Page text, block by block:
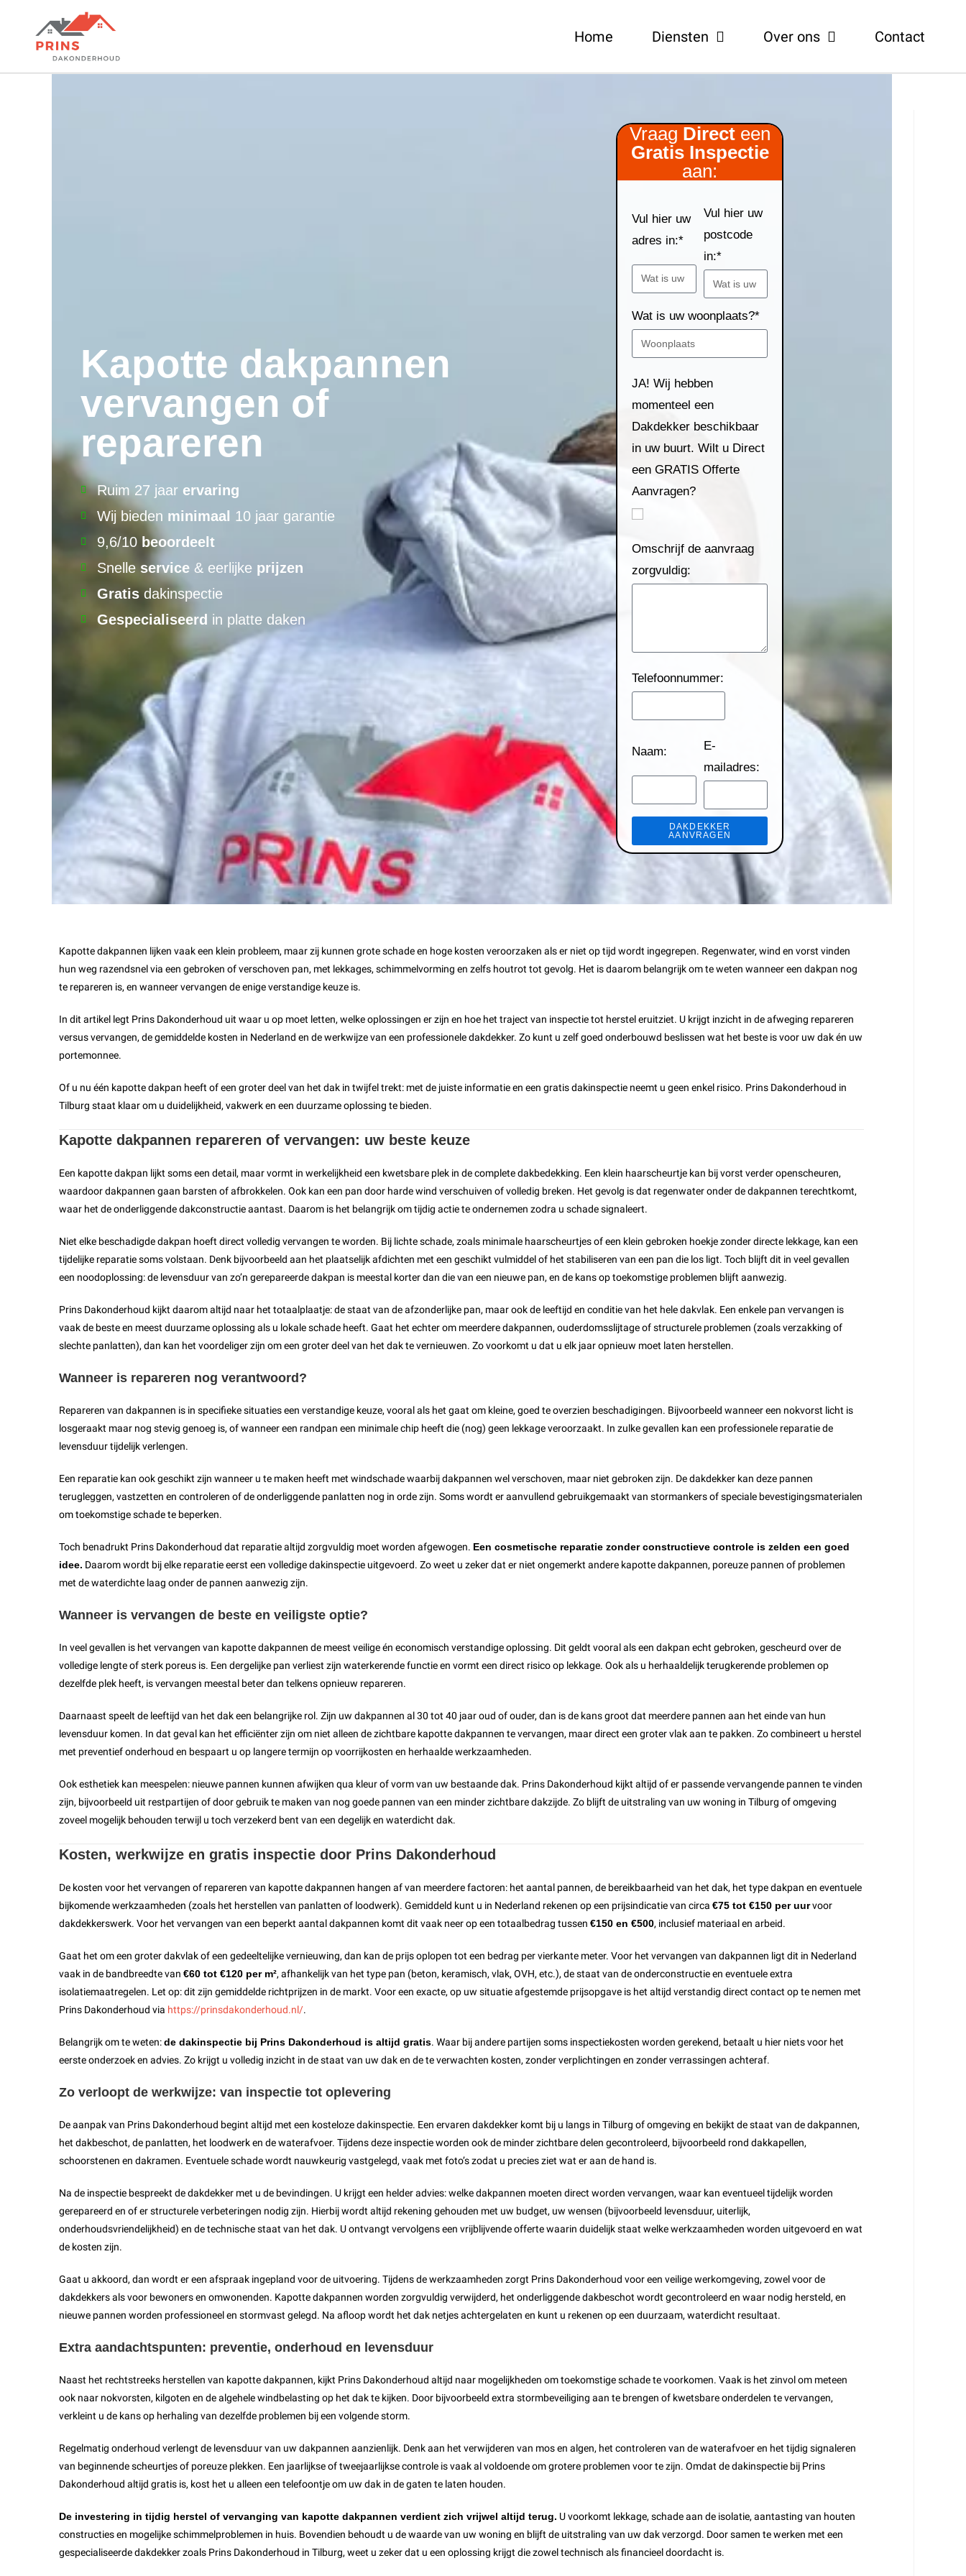
Home Diensten Over ons Contact
Kapotte dakpannen
vervangen of
repareren
Ruim 27 jaar ervaring
Wij bieden minimaal
10 jaar garantie
9,6/10 beoordeelt
Snelle service& eerlijke prijzen
Gratisdakinspectie
Gespecialiseerd in platte daken
Vraag Directeen
Gratis Inspectie
aan:
Vul hier uw
adres in:*
Vul hier uw
postcode
in:*
Wat is uw woonplaats?*
JA! Wij hebben
momenteel een
Dakdekker beschikbaar
in uw buurt. Wilt u Direct
een GRATIS Offerte
Aanvragen?
Omschrijf de aanvraag
zorgvuldig:
Telefoonnummer:
Naam:
E-
mailadres:
DAKDEKKER
AANVRAGEN
Kapotte dakpannen lijken vaak een klein probleem, maar zij kunnen grote schade en hoge kosten veroorzaken als er niet op tijd wordt ingegrepen. Regenwater, wind en vorst vinden
hun weg razendsnel via een gebroken of verschoven pan, met lekkages, schimmelvorming en zelfs houtrot tot gevolg. Het is daarom belangrijk om te weten wanneer een dakpan nog
te repareren is, en wanneer vervangen de enige verstandige keuze is.
In dit artikel legt Prins Dakonderhoud uit waar u op moet letten, welke oplossingen er zijn en hoe het traject van inspectie tot herstel eruitziet. U krijgt inzicht in de afweging repareren
versus vervangen, de gemiddelde kosten in Nederland en de werkwijze van een professionele dakdekker. Zo kunt u zelf goed onderbouwd beslissen wat het beste is voor uw dak én uw
portemonnee.
Of u nu één kapotte dakpan heeft of een groter deel van het dak in twijfel trekt: met de juiste informatie en een gratis dakinspectie neemt u geen enkel risico. Prins Dakonderhoud in
Tilburg staat klaar om u duidelijkheid, vakwerk en een duurzame oplossing te bieden.
Kapotte dakpannen repareren of vervangen: uw beste keuze
Een kapotte dakpan lijkt soms een detail, maar vormt in werkelijkheid een kwetsbare plek in de complete dakbedekking. Een klein haarscheurtje kan bij vorst verder openscheuren,
waardoor dakpannen gaan barsten of afbrokkelen. Ook kan een pan door harde wind verschuiven of volledig breken. Het gevolg is dat regenwater onder de dakpannen terechtkomt,
waar het de onderliggende dakconstructie aantast. Daarom is het belangrijk om tijdig actie te ondernemen zodra u schade signaleert.
Niet elke beschadigde dakpan hoeft direct volledig vervangen te worden. Bij lichte schade, zoals minimale haarscheurtjes of een klein gebroken hoekje zonder directe lekkage, kan een
tijdelijke reparatie soms volstaan. Denk bijvoorbeeld aan het plaatselijk afdichten met een geschikt vulmiddel of het stabiliseren van een pan die los ligt. Toch blijft dit in veel gevallen
een noodoplossing: de levensduur van zo’n gerepareerde dakpan is meestal korter dan die van een nieuwe pan, en de kans op toekomstige problemen blijft aanwezig.
Prins Dakonderhoud kijkt daarom altijd naar het totaalplaatje: de staat van de afzonderlijke pan, maar ook de leeftijd en conditie van het hele dakvlak. Een enkele pan vervangen is
vaak de beste en meest duurzame oplossing als u lokale schade heeft. Gaat het echter om meerdere dakpannen, ouderdomsslijtage of structurele problemen (zoals verzakking of
slechte panlatten), dan kan het voordeliger zijn om een groter deel van het dak te vernieuwen. Zo voorkomt u dat u elk jaar opnieuw moet laten herstellen.
Wanneer is repareren nog verantwoord?
Repareren van dakpannen is in specifieke situaties een verstandige keuze, vooral als het gaat om kleine, goed te overzien beschadigingen. Bijvoorbeeld wanneer een nokvorst licht is
losgeraakt maar nog stevig genoeg is, of wanneer een randpan een minimale chip heeft die (nog) geen lekkage veroorzaakt. In zulke gevallen kan een professionele reparatie de
levensduur tijdelijk verlengen.
Een reparatie kan ook geschikt zijn wanneer u te maken heeft met windschade waarbij dakpannen wel verschoven, maar niet gebroken zijn. De dakdekker kan deze pannen
terugleggen, vastzetten en controleren of de onderliggende panlatten nog in orde zijn. Soms wordt er aanvullend gebruikgemaakt van stormankers of speciale bevestigingsmaterialen
om toekomstige schade te beperken.
Toch benadrukt Prins Dakonderhoud dat reparatie altijd zorgvuldig moet worden afgewogen. Een cosmetische reparatie zonder constructieve controle is zelden een goed
idee. Daarom wordt bij elke reparatie eerst een volledige dakinspectie uitgevoerd. Zo weet u zeker dat er niet ongemerkt andere kapotte dakpannen, poreuze pannen of problemen
met de waterdichte laag onder de pannen aanwezig zijn.
Wanneer is vervangen de beste en veiligste optie?
In veel gevallen is het vervangen van kapotte dakpannen de meest veilige én economisch verstandige oplossing. Dit geldt vooral als een dakpan echt gebroken, gescheurd over de
volledige lengte of sterk poreus is. Een dergelijke pan verliest zijn waterkerende functie en vormt een direct risico op lekkage. Ook als u herhaaldelijk terugkerende problemen op
dezelfde plek heeft, is vervangen meestal beter dan telkens opnieuw repareren.
Daarnaast speelt de leeftijd van het dak een belangrijke rol. Zijn uw dakpannen al 30 tot 40 jaar oud of ouder, dan is de kans groot dat meerdere pannen aan het einde van hun
levensduur komen. In dat geval kan het efficiënter zijn om niet alleen de zichtbare kapotte dakpannen te vervangen, maar direct een groter vlak aan te pakken. Zo combineert u herstel
met preventief onderhoud en bespaart u op langere termijn op voorrijkosten en herhaalde werkzaamheden.
Ook esthetiek kan meespelen: nieuwe pannen kunnen afwijken qua kleur of vorm van uw bestaande dak. Prins Dakonderhoud kijkt altijd of er passende vervangende pannen te vinden
zijn, bijvoorbeeld uit restpartijen of door gebruik te maken van nog goede pannen van een minder zichtbare dakzijde. Zo blijft de uitstraling van uw woning in Tilburg of omgeving
zoveel mogelijk behouden terwijl u toch verzekerd bent van een degelijk en waterdicht dak.
Kosten, werkwijze en gratis inspectie door Prins Dakonderhoud
De kosten voor het vervangen of repareren van kapotte dakpannen hangen af van meerdere factoren: het aantal pannen, de bereikbaarheid van het dak, het type dakpan en eventuele
bijkomende werkzaamheden (zoals het herstellen van panlatten of loodwerk). Gemiddeld kunt u in Nederland rekenen op een prijsindicatie van circa €75 tot €150 per uurvoor
dakdekkerswerk. Voor het vervangen van een beperkt aantal dakpannen komt dit vaak neer op een totaalbedrag tussen €150 en €500, inclusief materiaal en arbeid.
Gaat het om een groter dakvlak of een gedeeltelijke vernieuwing, dan kan de prijs oplopen tot een bedrag per vierkante meter. Voor het vervangen van dakpannen ligt dit in Nederland
vaak in de bandbreedte van €60 tot €120 per m², afhankelijk van het type pan (beton, keramisch, vlak, OVH, etc.), de staat van de onderconstructie en eventuele extra
isolatiemaatregelen. Let op: dit zijn gemiddelde richtprijzen in de markt. Voor een exacte, op uw situatie afgestemde prijsopgave is het altijd verstandig direct contact op te nemen met
Prins Dakonderhoud via https://prinsdakonderhoud.nl/.
Belangrijk om te weten:de dakinspectie bij Prins Dakonderhoud is altijd gratis. Waar bij andere partijen soms inspectiekosten worden gerekend, betaalt u hier niets voor het
eerste onderzoek en advies. Zo krijgt u volledig inzicht in de staat van uw dak en de te verwachten kosten, zonder verplichtingen en zonder verrassingen achteraf.
Zo verloopt de werkwijze: van inspectie tot oplevering
De aanpak van Prins Dakonderhoud begint altijd met een kosteloze dakinspectie. Een ervaren dakdekker komt bij u langs in Tilburg of omgeving en bekijkt de staat van de dakpannen,
het dakbeschot, de panlatten, het loodwerk en de waterafvoer. Tijdens deze inspectie worden ook de minder zichtbare delen gecontroleerd, bijvoorbeeld rond dakkapellen,
schoorstenen en dakramen. Eventuele schade wordt nauwkeurig vastgelegd, vaak met foto’s zodat u precies ziet wat er aan de hand is.
Na de inspectie bespreekt de dakdekker met u de bevindingen. U krijgt een helder advies: welke dakpannen moeten direct worden vervangen, waar kan eventueel tijdelijk worden
gerepareerd en of er structurele verbeteringen nodig zijn. Hierbij wordt altijd rekening gehouden met uw budget, uw wensen (bijvoorbeeld levensduur, uiterlijk,
onderhoudsvriendelijkheid) en de technische staat van het dak. U ontvangt vervolgens een vrijblijvende offerte waarin duidelijk staat welke werkzaamheden worden uitgevoerd en wat
de kosten zijn.
Gaat u akkoord, dan wordt er een afspraak ingepland voor de uitvoering. Tijdens de werkzaamheden zorgt Prins Dakonderhoud voor een veilige werkomgeving, zowel voor de
dakdekkers als voor bewoners en omwonenden. Kapotte dakpannen worden zorgvuldig verwijderd, het onderliggende dakbeschot wordt gecontroleerd en waar nodig hersteld, en
nieuwe pannen worden professioneel en stormvast gelegd. Na afloop wordt het dak netjes achtergelaten en kunt u rekenen op een duurzaam, waterdicht resultaat.
Extra aandachtspunten: preventie, onderhoud en levensduur
Naast het rechtstreeks herstellen van kapotte dakpannen, kijkt Prins Dakonderhoud altijd naar mogelijkheden om toekomstige schade te voorkomen. Vaak is het zinvol om meteen
ook naar nokvorsten, kilgoten en de algehele windbelasting op het dak te kijken. Door bijvoorbeeld extra stormbeveiliging aan te brengen of kwetsbare onderdelen te vervangen,
verkleint u de kans op herhaling van dezelfde problemen bij een volgende storm.
Regelmatig onderhoud verlengt de levensduur van uw dakpannen aanzienlijk. Denk aan het verwijderen van mos en algen, het controleren van de waterafvoer en het tijdig signaleren
van beginnende scheurtjes of poreuze plekken. Een jaarlijkse of tweejaarlijkse controle is vaak al voldoende om grotere problemen voor te zijn. Omdat de dakinspectie bij Prins
Dakonderhoud altijd gratis is, kost het u alleen een telefoontje om uw dak in de gaten te laten houden.
De investering in tijdig herstel of vervanging van kapotte dakpannen verdient zich vrijwel altijd terug. U voorkomt lekkage, schade aan de isolatie, aantasting van houten
constructies en mogelijke schimmelproblemen in huis. Bovendien behoudt u de waarde van uw woning en blijft de uitstraling van uw dak verzorgd. Door samen te werken met een
gespecialiseerde dakdekker zoals Prins Dakonderhoud in Tilburg, weet u zeker dat u een oplossing krijgt die zowel technisch als financieel doordacht is.